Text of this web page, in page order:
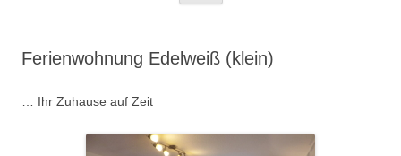
Ferienwohnung Edelweiß (klein)
… Ihr Zuhause auf Zeit